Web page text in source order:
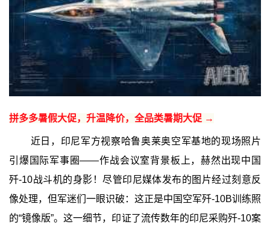
拼多多暑假大促，升温降价，全品类暑期大促 →
近日，印尼军方视察哈鲁奥莱奥空军基地的现场照片
引爆国际军事圈——作战会议室背景板上，赫然出现中国
歼-10战斗机的身影！尽管印尼媒体发布的图片经过刻意反
像处理，但军迷们一眼识破：这正是中国空军歼-10B训练照
的“镜像版”。这一细节，印证了流传数年的印尼采购歼-10案